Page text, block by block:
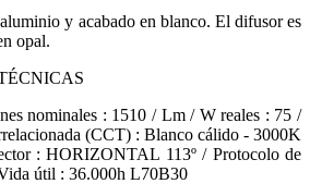
y acabado en blanco. El difusor es
opal.
nominales : 1510 / Lm / W reales : 75 /
(CCT) : Blanco cálido - 3000K
: HORIZONTAL 113º / Protocolo de
útil : 36.000h L70B30